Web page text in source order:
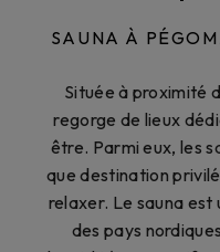
SAUNA À
Située à proximité
regorge de lieux
être. Parmi eux, les
que destination
relaxer. Le sauna est
des pays